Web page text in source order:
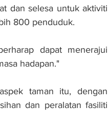
dan selesa untuk aktiviti
800 penduduk.
dapat menerajui
hadapan."
taman itu, dengan
dan peralatan fasiliti